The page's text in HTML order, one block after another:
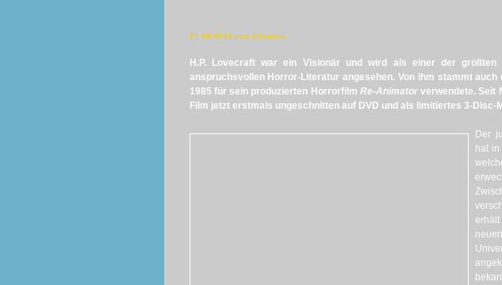
27.09.2013 von Xthonios
H.P. Lovecraft war ein Visionär und wird als einer der größten
anspruchsvollen Horror-Literatur angesehen. Von ihm stammt auch
1985 für sein produzierten Horrorfilm Re-Animatorverwendete. Seit
Film jetzt erstmals ungeschnitten auf DVD und als limitiertes 3-Disc-
Der
hat